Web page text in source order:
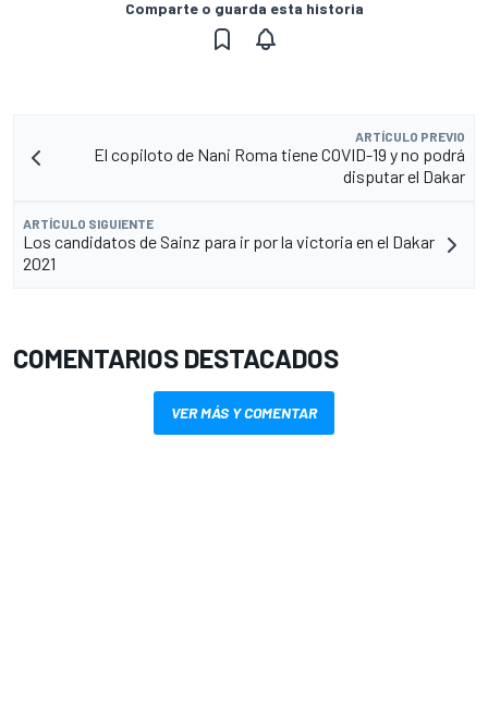
Comparte o guarda esta historia
ARTÍCULO PREVIO
El copiloto de Nani Roma tiene COVID-19 y no podrá
disputar el Dakar
ARTÍCULO SIGUIENTE
Los candidatos de Sainz para ir por la victoria en el Dakar
2021
COMENTARIOS DESTACADOS
VER MÁS Y COMENTAR